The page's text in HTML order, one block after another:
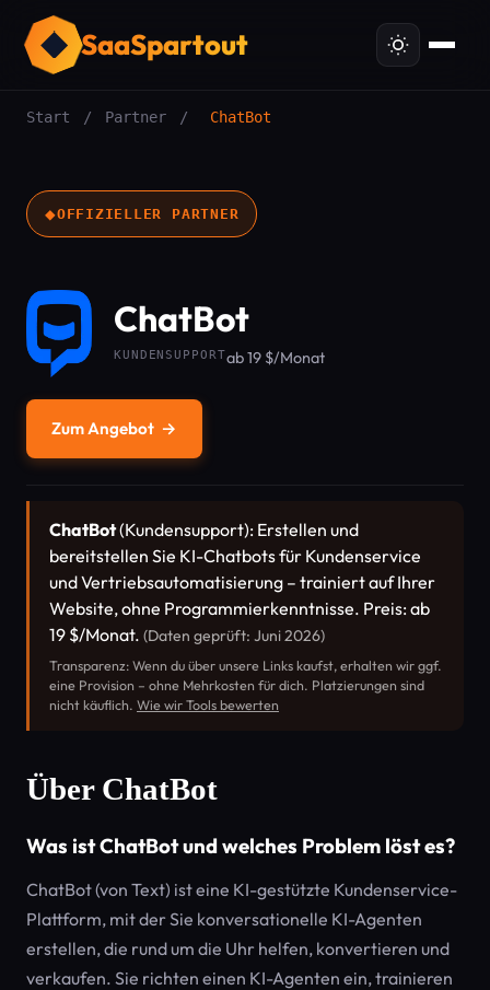
SaaSpartout
Start / Partner / ChatBot
◆OFFIZIELLER PARTNER
ChatBot
KUNDENSUPPORTab 19 $/Monat
Zum Angebot →
ChatBot(Kundensupport): Erstellen und
bereitstellen Sie KI-Chatbots für Kundenservice
und Vertriebsautomatisierung – trainiert auf Ihrer
Website, ohne Programmierkenntnisse. Preis: ab
19 $/Monat. (Daten geprüft: Juni 2026)
Transparenz: Wenn du über unsere Links kaufst, erhalten wir ggf.
eine Provision – ohne Mehrkosten für dich. Platzierungen sind
nicht käuflich. Wie wir Tools bewerten
Über ChatBot
Was ist ChatBot und welches Problem löst es?
ChatBot (von Text) ist eine KI-gestützte Kundenservice-
Plattform, mit der Sie konversationelle KI-Agenten
erstellen, die rund um die Uhr helfen, konvertieren und
verkaufen. Sie richten einen KI-Agenten ein, trainieren